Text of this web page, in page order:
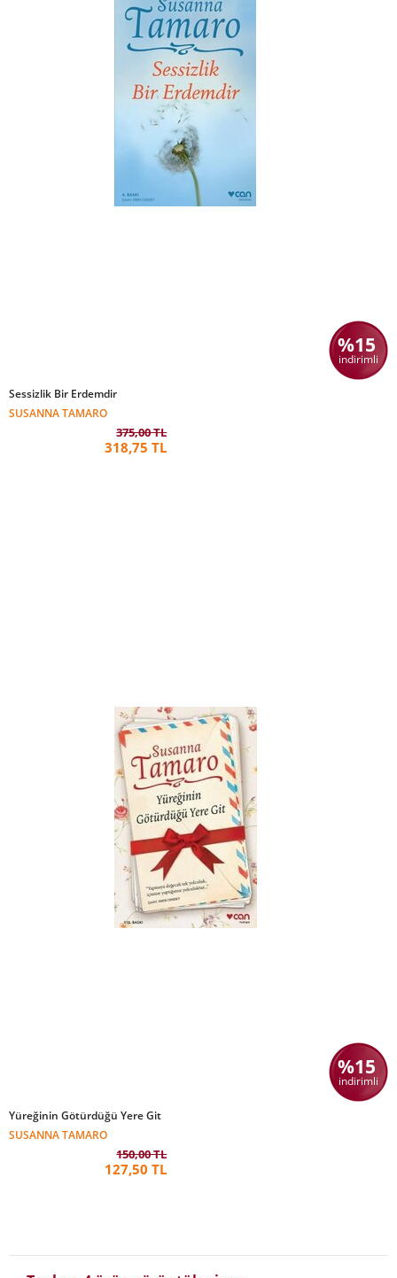
%15
indirimli
Sessizlik Bir Erdemdir
SUSANNA TAMARO
375,00 TL
318,75 TL
%15
indirimli
Yüreğinin Götürdüğü Yere Git
SUSANNA TAMARO
150,00 TL
127,50 TL